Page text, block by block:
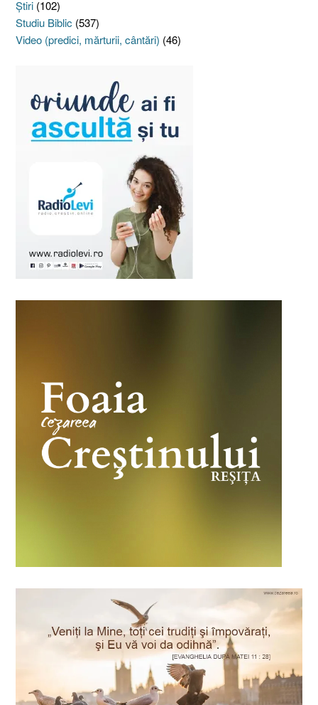
Ştiri (102)
Studiu Biblic (537)
Video (predici, mărturii, cântări) (46)